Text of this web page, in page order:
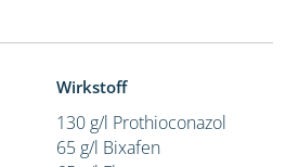
Wirkstoff
130 g/l Prothioconazol
65 g/l Bixafen